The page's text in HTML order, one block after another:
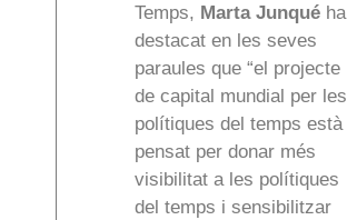
Temps, Marta Junqué ha
destacat en les seves
paraules que “el projecte
de capital mundial per les
polítiques del temps està
pensat per donar més
visibilitat a les polítiques
del temps i sensibilitzar